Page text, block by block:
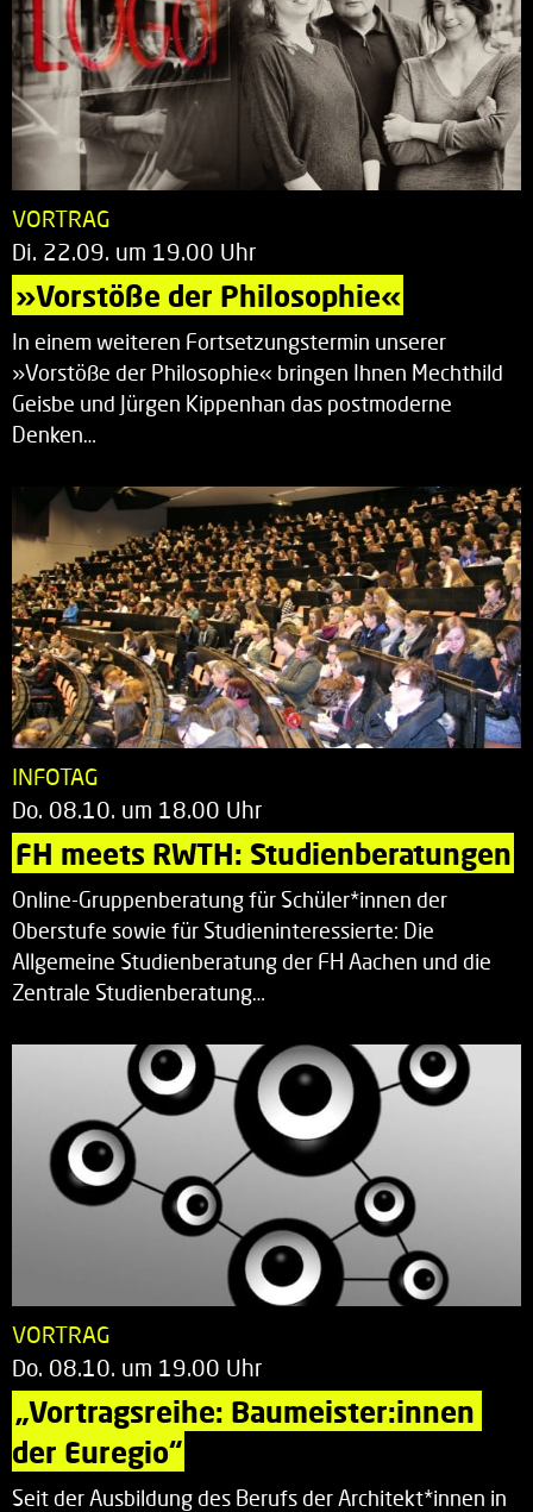
VORTRAG
Di. 22.09. um 19.00 Uhr
»Vorstöße der Philosophie«
In einem weiteren Fortsetzungstermin unserer
»Vorstöße der Philosophie« bringen Ihnen Mechthild
Geisbe und Jürgen Kippenhan das postmoderne
Denken…
INFOTAG
Do. 08.10. um 18.00 Uhr
FH meets RWTH: Studienberatungen
Online-Gruppenberatung für Schüler*innen der
Oberstufe sowie für Studieninteressierte: Die
Allgemeine Studienberatung der FH Aachen und die
Zentrale Studienberatung…
VORTRAG
Do. 08.10. um 19.00 Uhr
„Vortragsreihe: Baumeister:innen
der Euregio“
Seit der Ausbildung des Berufs der Architekt*innen in